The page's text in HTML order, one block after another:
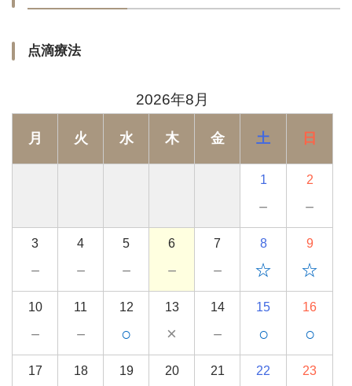
点滴療法
2026年8月
月 火 水 木 金 土 日
1
－
2
－
3
－
4
－
5
－
6
－
7
－
8
☆
9
☆
10
－
11
－
12
○
13
×
14
－
15
○
16
○
17 18 19 20 21 22 23